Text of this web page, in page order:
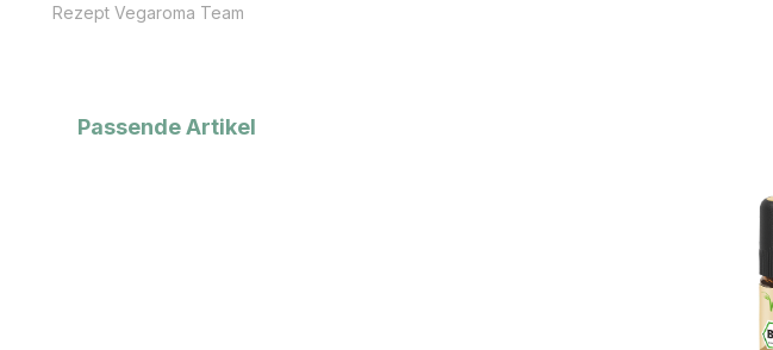
Rezept Vegaroma Team
Produktgalerie überspringen
Passende Artikel